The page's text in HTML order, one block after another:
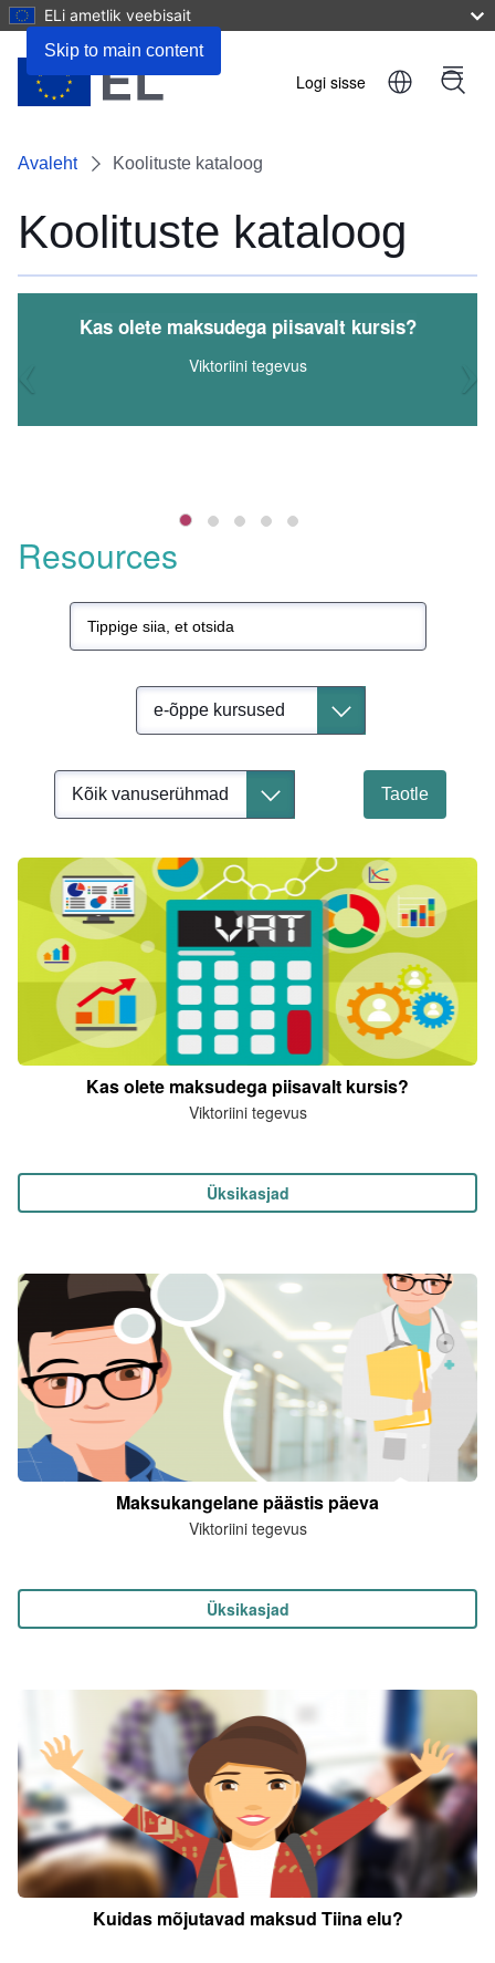
Skip to main content
ELi ametlik veebisait
User
Logi sisse Menu
Avaleht Koolituste kataloog
Koolituste kataloog
Maksukangelane päästis päeva
Viktoriini tegevus
Resources
Taotle
Kas olete maksudega piisavalt kursis?
Viktoriini tegevus
Üksikasjad
Maksukangelane päästis päeva
Viktoriini tegevus
Üksikasjad
Kuidas mõjutavad maksud Tiina elu?